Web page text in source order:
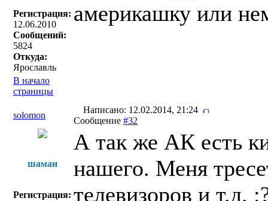
Регистрация:
12.06.2010
Сообщений:
5824
Откуда:
Ярославль
америкашку или
В начало
страницы
solomon
Написано: 12.02.2014, 21:24
Сообщение #32
шаман
Регистрация:
А так же АК есть
нашего. Меня
телевизоров и т.д.